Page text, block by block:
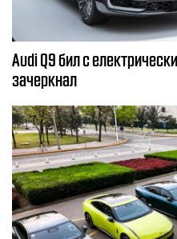
Audi Q9 бил с
зачеркнал